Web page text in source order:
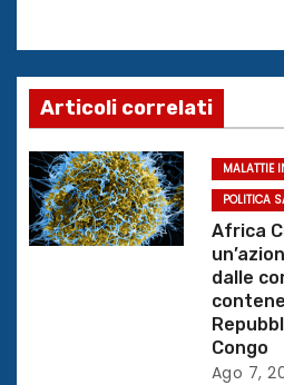
a
z
i
o
n
Articoli correlati
MALATTIE
POLITICA
Africa
dalle
Congo
Ago 7,